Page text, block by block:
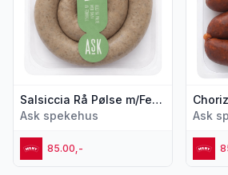
Salsiccia Rå Pølse m/Fennikel 300g Ask
Ask spekehus
85.00,-
Ask